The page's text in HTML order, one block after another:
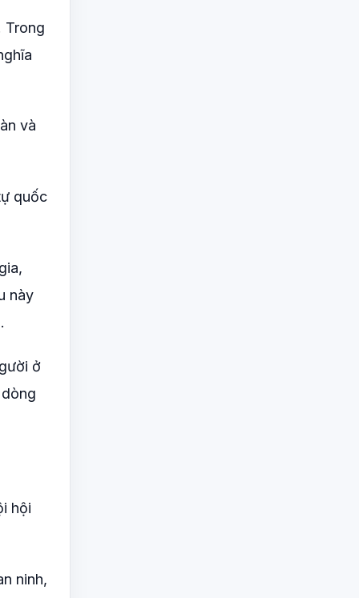
Trong
và
quốc
này
ở
hội
ninh,